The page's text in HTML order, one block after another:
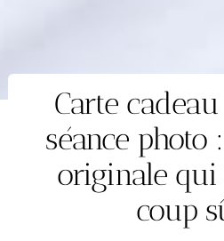
Carte
séance photo
originale qui
coup